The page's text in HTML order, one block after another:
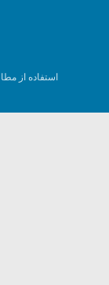
استفاده از